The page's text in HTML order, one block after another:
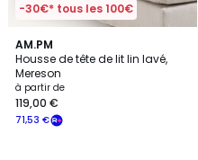
-30€* tous les 100€
AM.PM
Housse de tête de lit lin lavé,
Mereson
à partir de
71,53 €
119,00 €
4,1
/ 5
4
Couleurs